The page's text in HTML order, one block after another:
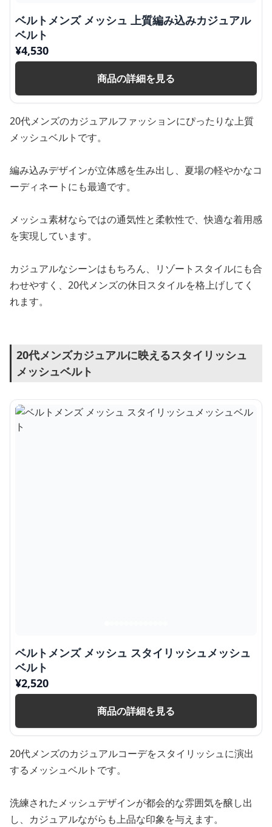
ベルトメンズ メッシュ 上質編み込みカジュアル
ベルト
¥4,530
商品の詳細を見る
20代メンズのカジュアルファッションにぴったりな上質
メッシュベルトです。
編み込みデザインが立体感を生み出し、夏場の軽やかなコ
ーディネートにも最適です。
メッシュ素材ならではの通気性と柔軟性で、快適な着用感
を実現しています。
カジュアルなシーンはもちろん、リゾートスタイルにも合
わせやすく、20代メンズの休日スタイルを格上げしてく
れます。
20代メンズカジュアルに映えるスタイリッシュ
メッシュベルト
ベルトメンズ メッシュ スタイリッシュメッシュ
ベルト
¥2,520
商品の詳細を見る
20代メンズのカジュアルコーデをスタイリッシュに演出
するメッシュベルトです。
洗練されたメッシュデザインが都会的な雰囲気を醸し出
し、カジュアルながらも上品な印象を与えます。